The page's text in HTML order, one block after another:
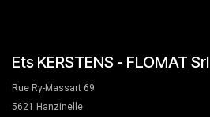
Ets KERSTENS - FLOMAT Srl
Rue Ry-Massart 69
5621 Hanzinelle